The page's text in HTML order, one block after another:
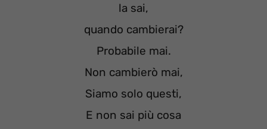
la sai,
quando cambierai?
Probabile mai.
Non cambierò mai,
Siamo solo questi,
E non sai più cosa